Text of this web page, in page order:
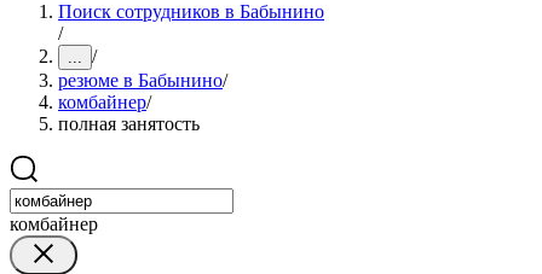
Поиск сотрудников в Бабынино
/
... /
резюме в Бабынино/
комбайнер/
полная занятость
комбайнер